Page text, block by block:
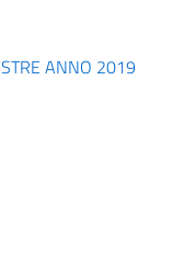
ANNO 2019